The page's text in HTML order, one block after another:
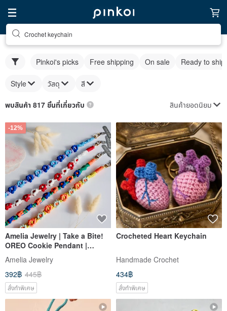
Crochet keychain
Pinkoi's picks Free shipping On sale Ready to ship
Style วัสดุ สี
พบสินค้า 817 ชิ้นที่เกี่ยวกับ สินค้ายอดนิยม
-12%
Amelia Jewelry | Take a Bite!
OREO Cookie Pendant |
Crochet Handmade Yarn
Weaving Charm
Amelia Jewelry
392฿ 445฿
สั่งทำพิเศษ
Crocheted Heart Keychain
Handmade Crochet
434฿
สั่งทำพิเศษ